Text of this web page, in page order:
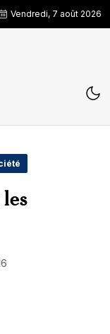
Vendredi, 7 août 2026